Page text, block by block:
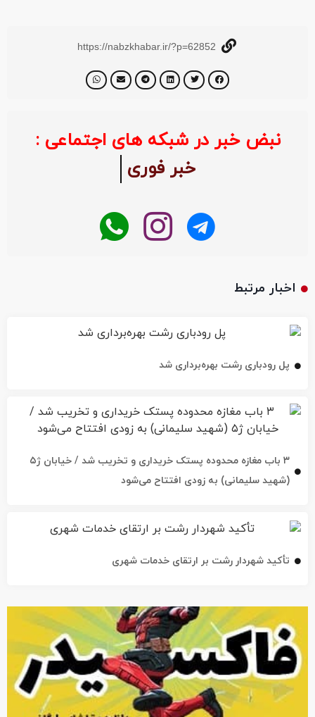
https://nabzkhabar.ir/?p=62852
نبض خبر در شبکه های اجتماعی :
خبر فوری
اخبار مرتبط
پل رودباری رشت بهره‌برداری شد
۳ باب مغازه محدوده پستک خریداری و تخریب شد / خیابان ژ۵
(شهید سلیمانی) به زودی افتتاح می‌شود
تأکید شهردار رشت بر ارتقای خدمات شهری